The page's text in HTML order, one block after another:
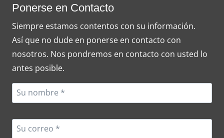
LÚMENES
LED,
¿CUÁL
ES
Ponerse en Contacto
Siempre estamos contentos con su información.
Así que no dude en ponerse en contacto con
nosotros. Nos pondremos en contacto con usted lo
antes posible.